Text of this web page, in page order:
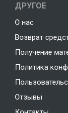
ДРУГОЕ
О нас
Возврат
Получение
Политика
Отзывы